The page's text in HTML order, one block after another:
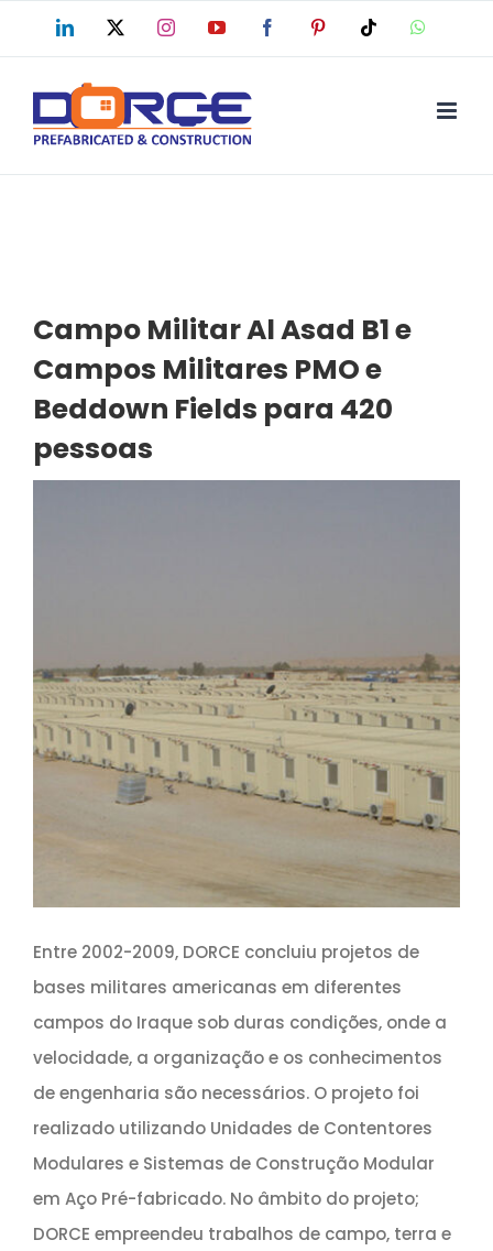
to
content
LinkedIn InstagramYouTube FacebookPinterest Tiktok
Campo Militar Al Asad B1 e
Campos Militares PMO e
Beddown Fields para 420
pessoas
Entre 2002-2009, DORCE concluiu projetos de
bases militares americanas em diferentes
campos do Iraque sob duras condições, onde a
velocidade, a organização e os conhecimentos
de engenharia são necessários. O projeto foi
realizado utilizando Unidades de Contentores
Modulares e Sistemas de Construção Modular
em Aço Pré-fabricado. No âmbito do projeto;
DORCE empreendeu trabalhos de campo, terra e